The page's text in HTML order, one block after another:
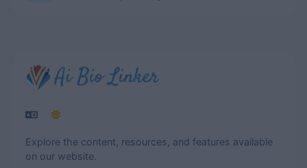
Explore the content, resources, and features available
on our website.